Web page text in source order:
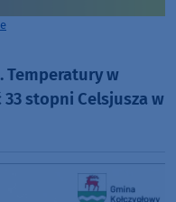
Temperatury w
stopni Celsjusza w